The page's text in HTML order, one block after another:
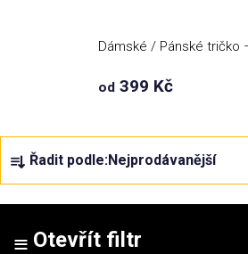
Oblečení
Přihlášení
Dámské / Pánské tričko
od 399 Kč
z
Řadit podle:Nejprodávanější
Otevřít filtr